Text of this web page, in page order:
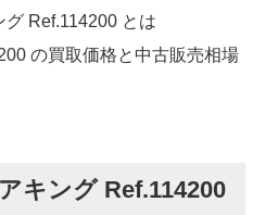
グ Ref.114200 とは
の買取価格と中古販売相場
キング Ref.114200